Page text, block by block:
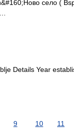
село (
Details Year
9 10 11